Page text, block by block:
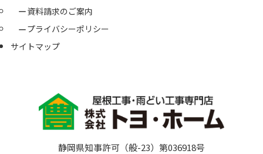
静岡県知事許可（般-23）第036918号
資料請求のご案内
プライバシーポリシー
サイトマップ